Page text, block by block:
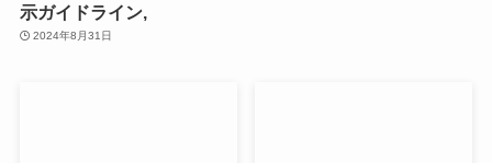
示ガイドライン,
2024年8月31日